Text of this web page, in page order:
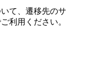
て、遷移先のサ
利用ください。